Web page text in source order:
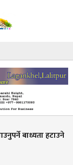
नाबालिगको प्रजनन